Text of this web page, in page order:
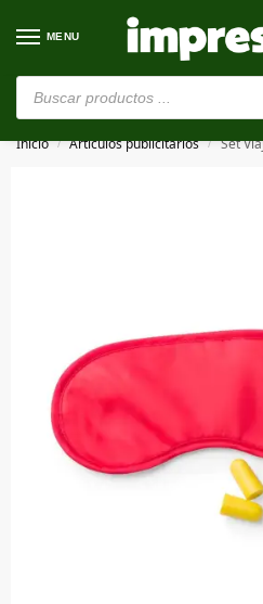
MENU
⚠️ Estamos en pruebas. Si
Inicio / Artículos publicitarios / Set